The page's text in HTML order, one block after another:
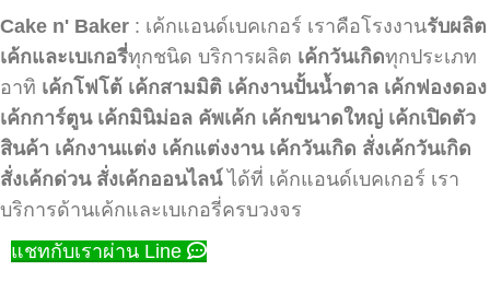
Cake n' Baker : เค้กแอนด์เบคเกอร์ เราคือโรงงานรับผลิต
เค้กและเบเกอรี่ทุกชนิด บริการผลิต เค้กวันเกิดทุกประเภท
อาทิ เค้กโฟโต้ เค้กสามมิติ เค้กงานปั้นน้ำตาล เค้กฟองดอง
เค้กการ์ตูน เค้กมินิม่อล คัพเค้ก เค้กขนาดใหญ่ เค้กเปิดตัว
สินค้า เค้กงานแต่ง เค้กแต่งงาน เค้กวันเกิด สั่งเค้กวันเกิด
สั่งเค้กด่วน สั่งเค้กออนไลน์ได้ที่ เค้กแอนด์เบคเกอร์ เรา
บริการด้านเค้กและเบเกอรี่ครบวงจร
แชทกับเราผ่าน Line